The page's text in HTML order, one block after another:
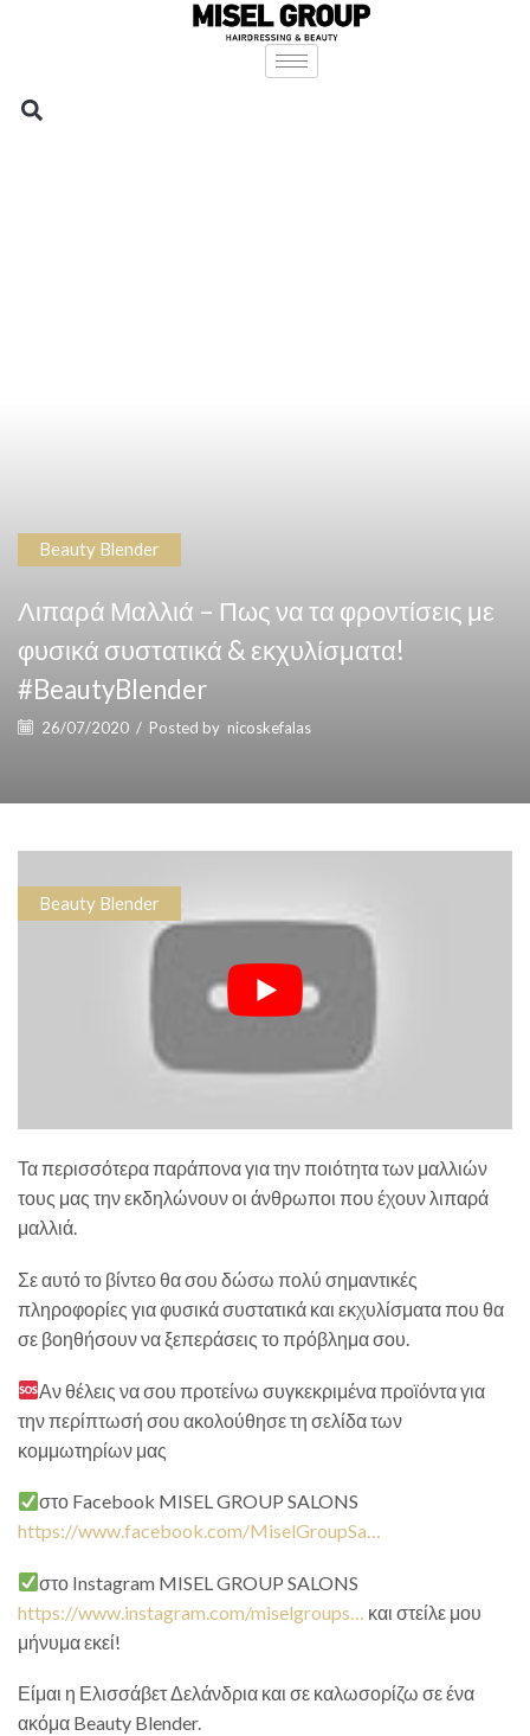
Beauty Blender
Λιπαρά Μαλλιά – Πως να τα φροντίσεις με
φυσικά συστατικά & εκχυλίσματα!
#BeautyBlender
26/07/2020 / Posted by nicoskefalas
Beauty Blender
Τα περισσότερα παράπονα για την ποιότητα των μαλλιών
τους μας την εκδηλώνουν οι άνθρωποι που έχουν λιπαρά
μαλλιά.
Σε αυτό το βίντεο θα σου δώσω πολύ σημαντικές
πληροφορίες για φυσικά συστατικά και εκχυλίσματα που θα
σε βοηθήσουν να ξεπεράσεις το πρόβλημα σου.
Αν θέλεις να σου προτείνω συγκεκριμένα προϊόντα για
την περίπτωσή σου ακολούθησε τη σελίδα των
κομμωτηρίων μας
στο Facebook MISEL GROUP SALONS
https://www.facebook.com/MiselGroupSa…
στο Instagram MISEL GROUP SALONS
https://www.instagram.com/miselgroups…
και στείλε μου
μήνυμα εκεί!
Είμαι η Ελισσάβετ Δελάνδρια και σε καλωσορίζω σε ένα
ακόμα Beauty Blender.